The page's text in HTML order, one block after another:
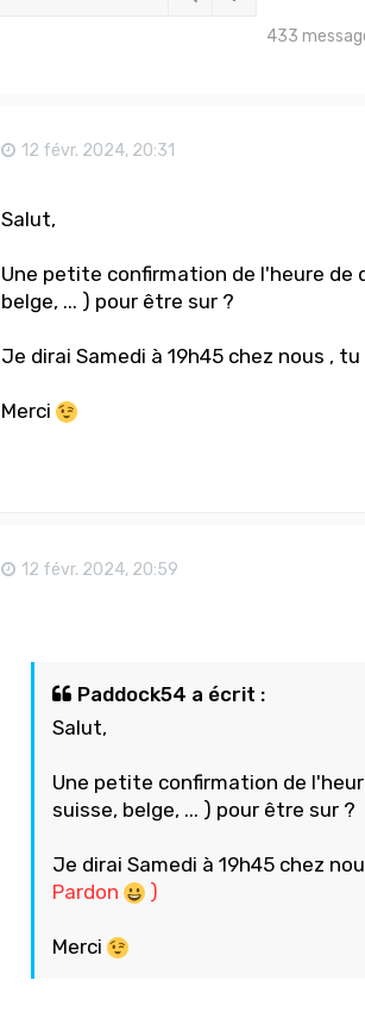
433
12 févr. 2024, 20:31
Salut,
Une petite confirmation de l'heure de
belge, ... ) pour être sur ?
Je dirai Samedi à 19h45 chez nous ,
Merci
12 févr. 2024, 20:59
Paddock54 a écrit :
Salut,
Une petite confirmation de
suisse, belge, ... ) pour être sur ?
Je dirai Samedi à 19h45 chez
Pardon
)
Merci